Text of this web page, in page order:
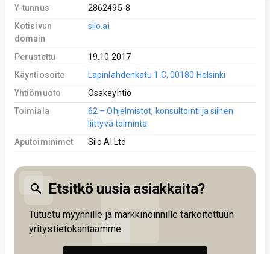
Y-tunnus
2862495-8
Kotisivun
domain
silo.ai
Perustettu
19.10.2017
Käyntiosoite
Lapinlahdenkatu 1 C, 00180 Helsinki
Yhtiömuoto
Osakeyhtiö
Toimiala
62 – Ohjelmistot, konsultointi ja siihen
liittyvä toiminta
Aputoiminimet
Silo AI Ltd
Etsitkö uusia asiakkaita?
Tutustu myynnille ja markkinoinnille tarkoitettuun
yritystietokantaamme.